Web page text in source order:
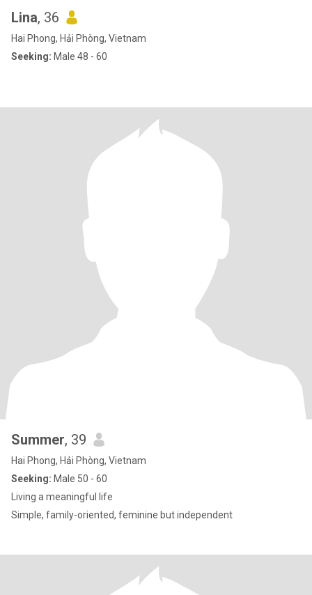
Lina, 36
Hai Phong, Hải Phòng, Vietnam
Seeking: Male 48 - 60
Summer, 39
Hai Phong, Hải Phòng, Vietnam
Seeking: Male 50 - 60
Living a meaningful life
Simple, family-oriented, feminine but independent